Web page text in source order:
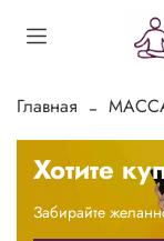
Главная
Хотите
Забирайте